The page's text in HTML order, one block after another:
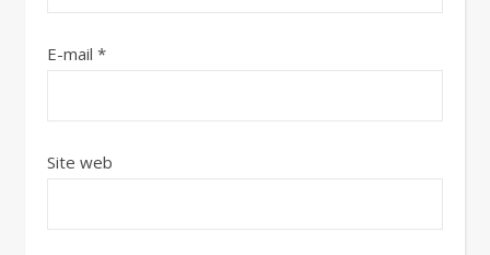
E-mail *
Site web